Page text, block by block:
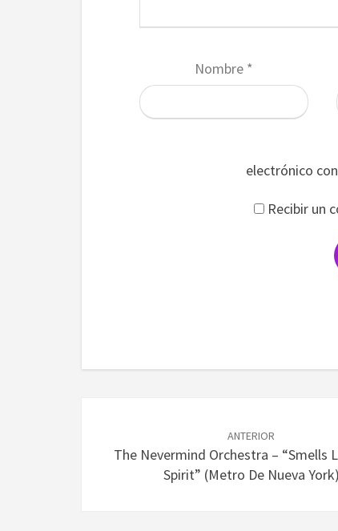
Nombre *
electrónico
Recibir un
entradas
ANTERIOR
The Nevermind Orchestra – “Smells
Spirit” (metro De Nueva York)